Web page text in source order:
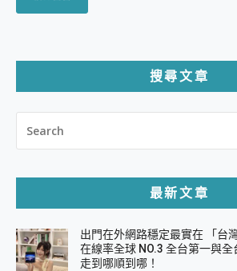
搜尋文章
FOR:
最新文章
出門在外網路穩定最實在 「台
在線率全球 NO.3 全台第一與全
走到哪順到哪！